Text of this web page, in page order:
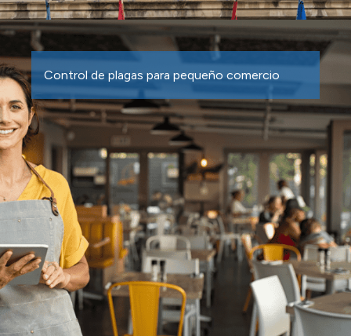
Control de plagas para pequeño comercio